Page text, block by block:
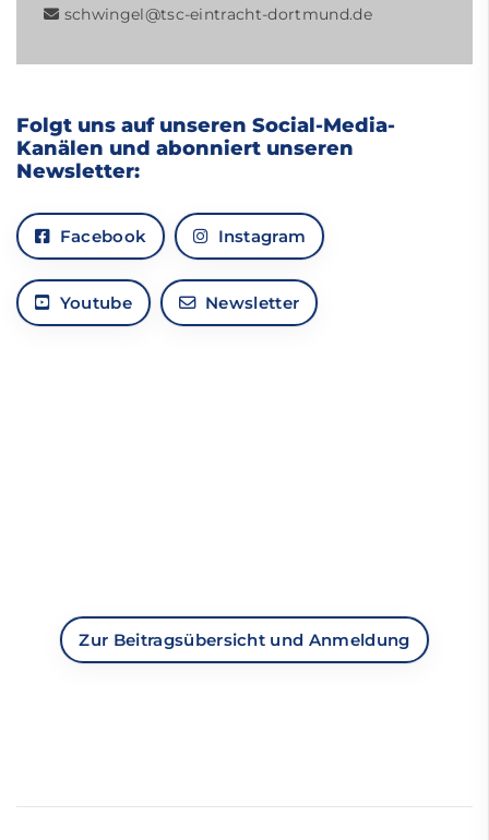
schwingel@tsc-eintracht-dortmund.de
Folgt uns auf unseren Social-Media-
Kanälen und abonniert unseren
Newsletter:
Facebook Instagram
Youtube Newsletter
Zur Beitragsübersicht und Anmeldung